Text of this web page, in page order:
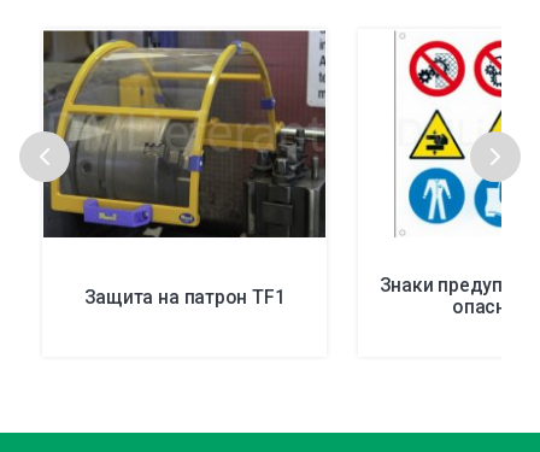
Защита на патрон TF1 Знаки